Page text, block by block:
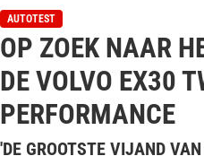
AUTOTEST
OP ZOEK NAAR
DE VOLVO EX30
PERFORMANCE
'DE GROOTSTE VIJAND